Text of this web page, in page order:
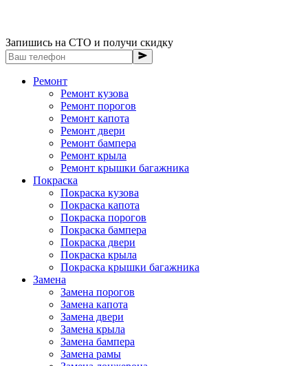
Запишись на СТО и получи скидку
Ремонт
Ремонт кузова
Ремонт порогов
Ремонт капота
Ремонт двери
Ремонт бампера
Ремонт крыла
Ремонт крышки багажника
Покраска
Покраска кузова
Покраска капота
Покраска порогов
Покраска бампера
Покраска двери
Покраска крыла
Покраска крышки багажника
Замена
Замена порогов
Замена капота
Замена двери
Замена крыла
Замена бампера
Замена рамы